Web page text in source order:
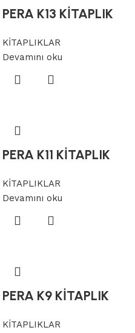
PERA K13 KİTAPLIK
KİTAPLIKLAR
Devamını oku
PERA K11 KİTAPLIK
KİTAPLIKLAR
Devamını oku
PERA K9 KİTAPLIK
KİTAPLIKLAR